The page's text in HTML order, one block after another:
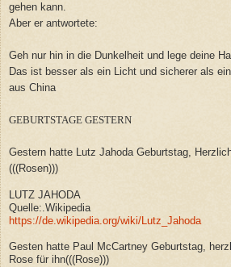
gehen kann.
Aber er antwortete:
Geh nur hin in die Dunkelheit und lege deine
Das ist besser als ein Licht und sicherer als
aus China
GEBURTSTAGE GESTERN
Gestern hatte Lutz Jahoda Geburtstag,
(((Rosen)))
LUTZ JAHODA
Quelle:.Wikipedia
https://de.wikipedia.org/wiki/Lutz_Jahoda
Gesten hatte Paul McCartney Geburtstag,
Rose für ihn(((Rose)))